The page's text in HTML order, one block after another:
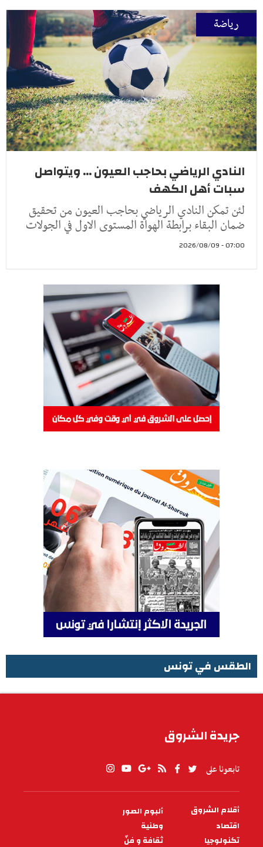
رياضة
النادي الرياضي بحاجب العيون ... ويتواصل
سبات أهل الكهف
لئن تمكن النادي الرياضي بحاجب العيون من تحقيق
ضمان البقاء برابطة الهواة المستوى الاول في الجولات
07:00 - 2026/08/09
الطقس في تونس
جريدة الشروق
تابعونا على
PIED
DE
PAGE
أقلام الشروق
ألبوم الصور
اقتصاد
وطنية
تكنولوجيا
ثقافة و فنّ